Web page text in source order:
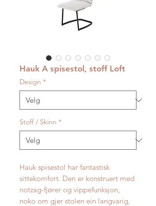
Hauk A spisestol, stoff Loft
Design *
Stoff / Skinn *
Hauk spisestol har fantastisk
sittekomfort. Den er konstruert med
notzag-fjører og vippefunksjon,
noko om gjer stolen ein langvarig,